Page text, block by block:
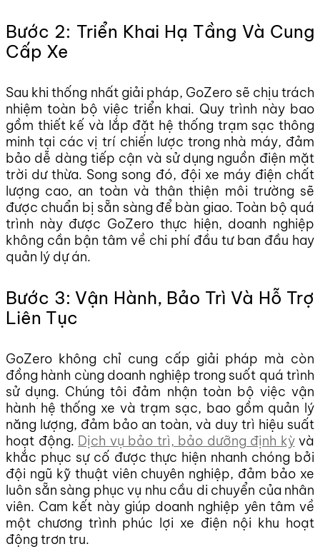
Bước 2: Triển Khai Hạ Tầng Và Cung
Cấp Xe
Sau khi thống nhất giải pháp, GoZero sẽ chịu trách
nhiệm toàn bộ việc triển khai. Quy trình này bao
gồm thiết kế và lắp đặt hệ thống trạm sạc thông
minh tại các vị trí chiến lược trong nhà máy, đảm
bảo dễ dàng tiếp cận và sử dụng nguồn điện mặt
trời dư thừa. Song song đó, đội xe máy điện chất
lượng cao, an toàn và thân thiện môi trường sẽ
được chuẩn bị sẵn sàng để bàn giao. Toàn bộ quá
trình này được GoZero thực hiện, doanh nghiệp
không cần bận tâm về chi phí đầu tư ban đầu hay
quản lý dự án.
Bước 3: Vận Hành, Bảo Trì Và Hỗ Trợ
Liên Tục
GoZero không chỉ cung cấp giải pháp mà còn
đồng hành cùng doanh nghiệp trong suốt quá trình
sử dụng. Chúng tôi đảm nhận toàn bộ việc vận
hành hệ thống xe và trạm sạc, bao gồm quản lý
năng lượng, đảm bảo an toàn, và duy trì hiệu suất
hoạt động. Dịch vụ bảo trì, bảo dưỡng định kỳvà
khắc phục sự cố được thực hiện nhanh chóng bởi
đội ngũ kỹ thuật viên chuyên nghiệp, đảm bảo xe
luôn sẵn sàng phục vụ nhu cầu di chuyển của nhân
viên. Cam kết này giúp doanh nghiệp yên tâm về
một chương trình phúc lợi xe điện nội khu hoạt
động trơn tru.